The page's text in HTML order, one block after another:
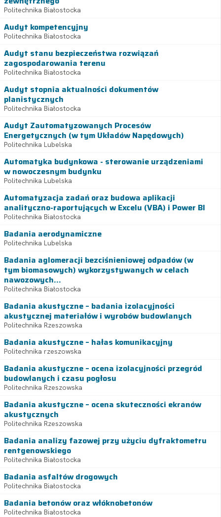
Politechnika Białostocka
Audyt kompetencyjny
Politechnika Białostocka
Audyt stanu bezpieczeństwa rozwiązań
zagospodarowania terenu
Politechnika Białostocka
Audyt stopnia aktualności dokumentów
planistycznych
Politechnika Białostocka
Audyt Zautomatyzowanych Procesów
Energetycznych (w tym Układów Napędowych)
Politechnika Lubelska
Automatyka budynkowa - sterowanie urządzeniami
w nowoczesnym budynku
Politechnika Lubelska
Automatyzacja zadań oraz budowa aplikacji
analityczno-raportujących w Excelu (VBA) i Power BI
Politechnika Białostocka
Badania aerodynamiczne
Politechnika Lubelska
Badania aglomeracji bezciśnieniowej odpadów (w
tym biomasowych) wykorzystywanych w celach
nawozowych...
Politechnika Białostocka
Badania akustyczne – badania izolacyjności
akustycznej materiałów i wyrobów budowlanych
Politechnika Rzeszowska
Badania akustyczne – hałas komunikacyjny
Politechnika rzeszowska
Badania akustyczne – ocena izolacyjności przegród
budowlanych i czasu pogłosu
Politechnika Rzeszowska
Badania akustyczne – ocena skuteczności ekranów
akustycznych
Politechnika Rzeszowska
Badania analizy fazowej przy użyciu dyfraktometru
rentgenowskiego
Politechnika Białostocka
Badania asfaltów drogowych
Politechnika Białostocka
Badania betonów oraz włóknobetonów
Politechnika Białostocka